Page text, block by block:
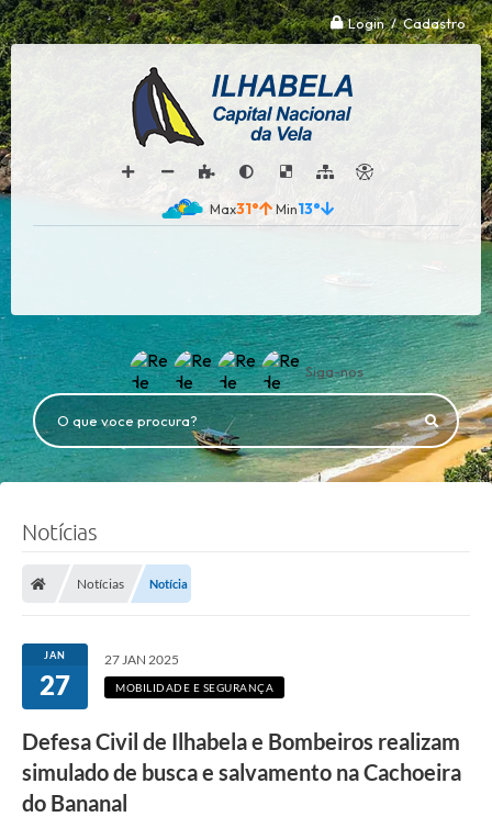
Login / Cadastro
31° 13°
Siga-nos
O que voce procura?
Notícias
Notícias Notícia
JAN
27
27 JAN 2025
MOBILIDADE E SEGURANÇA
Defesa Civil de Ilhabela e Bombeiros realizam
simulado de busca e salvamento na Cachoeira
do Bananal